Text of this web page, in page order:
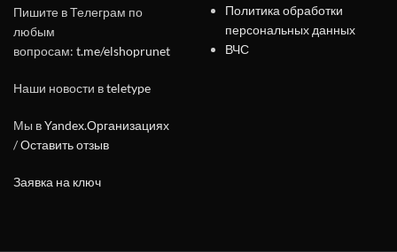
Пишите в Телеграм по
любым
вопросам: t.me/elshoprunet
Наши новости вteletype
Мы вYandex.Организациях
/Оставить отзыв
Заявка на ключ
Политика обработки
персональных данных
ВЧС